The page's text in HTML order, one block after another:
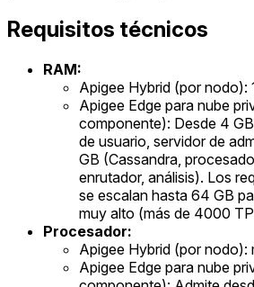
Requisitos técnicos
RAM:
Apigee Hybrid (por nodo):
Apigee Edge para nube
componente): Desde 4
de usuario, servidor de
GB (Cassandra,
enrutador, análisis). Los
se escalan hasta 64 GB
muy alto (más de 4000
Procesador:
Apigee Hybrid (por nodo):
Apigee Edge para nube